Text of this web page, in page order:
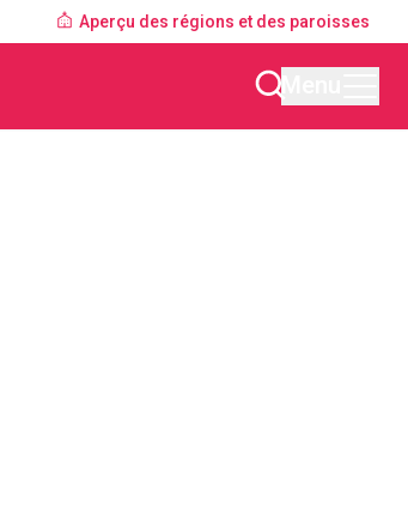
Aperçu des régions et des paroisses